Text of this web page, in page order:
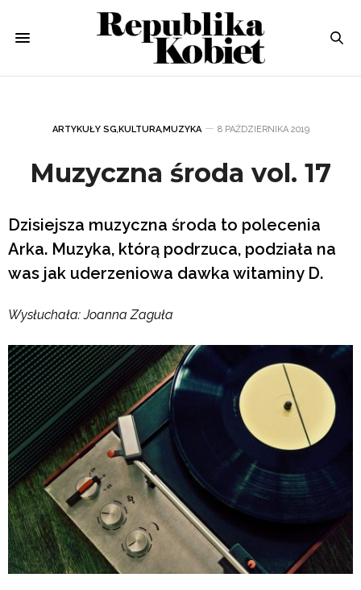
ARTYKUŁY SG,KULTURA,MUZYKA 8 PAŹDZIERNIKA 2019
Muzyczna środa vol. 17
Dzisiejsza muzyczna środa to polecenia
Arka. Muzyka, którą podrzuca, podziała na
was jak uderzeniowa dawka witaminy D.
Wysłuchała: Joanna Zaguła